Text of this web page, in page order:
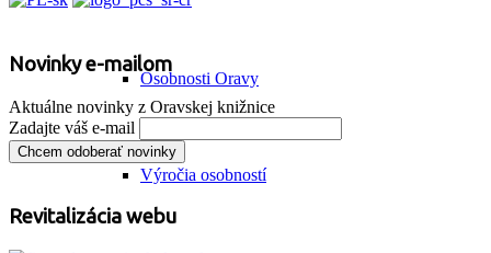
Osobnosti Oravy
Výročia osobností
Novinky e-mailom
Aktuálne novinky z Oravskej knižnice
Zadajte váš e-mail
Revitalizácia webu